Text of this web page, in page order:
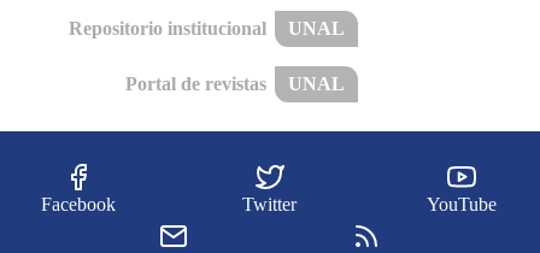
Repositorio institucional UNAL
Portal de revistas UNAL
Facebook Twitter YouTube